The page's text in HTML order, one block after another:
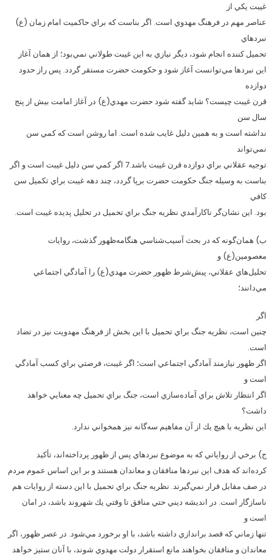
غيبت يكي از
عناصر مهم در فرهنگ مهدوي است. اگر بناست كه براي حاكميت امام زمان (ع)
نبردهاي
تحميل كننده انجام شود، ديگر نيازي به اين غيبت طولاني نمي‌بود؛ از همان آغاز
اين نبردها مي‌توانست آغاز شود و حكومت حضرت مستقر گردد. پس راز حدود
دوازده
قرن غيبت چيست؟ شايد گفته شود حضرت مهدي(ع) در آغاز امامت بيش از پنج
سال سن
نداشته است و به همين دليل غايب شده است. اما روشن است كه كمي سن
نمي‌تواند
توجيه عقلاني براي دوازده قرن غيبت باشد.7 اگر كمي سن دليل غيبت است و اگر
بناست به وسيله جنگ حكومت حضرت برپا گردد، چند دهه غيبت براي تكميل سن
كافي
‌بود. اين نشان‌گر ناكارآمدي نظريه جنگ براي تحميل در تحليل پديده غيبت است.
ب) همان‌گونه كه در بحث آسيب‌شناسي هنگامه‌ظهور گذشت، روايات
معصومين(ع) و
تحليل‌‌هاي عقلاني، پيش‌شرط ظهور حضرت مهدي(ع) را آمادگي اجتماعي
مي‌دانند؛
اگر
چنين است، نظريه جنگ براي تحميل با اين بخش از فرهنگ مهدويت نيز در تضاد
است.
اگر ظهور نيازمند آمادگي اجتماعي است؛ اگر غيبت، فرصتي براي كسب آمادگي
است و
اگر انتظار تلاش براي آماده‌سازي است، جنگ براي تحميل چه معنايي خواهد
داشت؟
اين نظريه با هيچ يك از آن مفاهيم سه‌گانه نيز همخواني ندارد.
ج) برخي از رواياتي كه به موضوع نبردهاي پس از ظهور پرداخته‌اند، تأكيد
كرده‌اند كه هدف اين نبردها منافقان و معاندان هستند و بر اين اساس عموم مردم
در صف مقابل قرار نمي‌گيرند. نظريه جنگ براي تحميل با اين دسته از روايات هم
ناسازگار است. در انديشه ديني حتي منافق تا وقتي يك شهروند باشد، در امان
است و
تنها زماني كه قصد براندازي داشته باشد، با او برخورد مي‌شود. در عصر ظهور، اگر
معاندان و منافقان بخواهند مانع استقرار دولت مهدوي شوند، با آنان ستيز خواهد